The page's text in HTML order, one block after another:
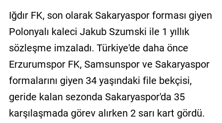
Politikası
Iğdır FK, son olarak Sakaryaspor forması giyen
Polonyalı kaleci Jakub Szumski ile 1 yıllık
sözleşme imzaladı. Türkiye'de daha önce
Erzurumspor FK, Samsunspor ve Sakaryaspor
formalarını giyen 34 yaşındaki file bekçisi,
geride kalan sezonda Sakaryaspor'da 35
karşılaşmada görev alırken 2 sarı kart gördü.